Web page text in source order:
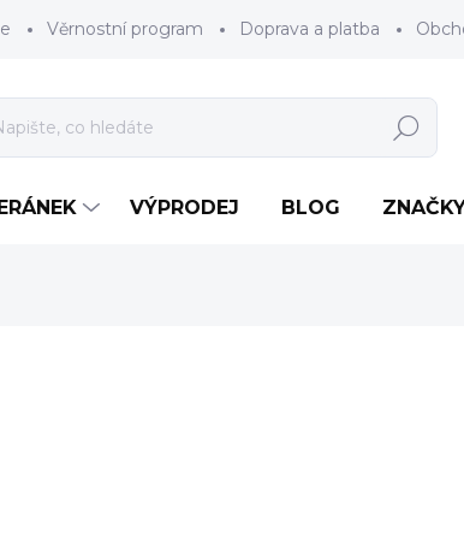
Věrnostní program Doprava a platba
Hledat
VÝPRODEJ BLOG